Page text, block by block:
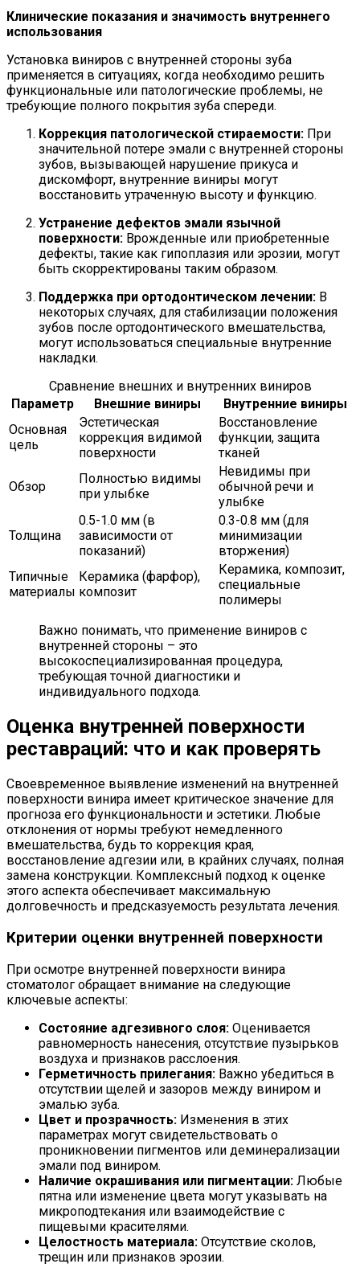
Клинические показания и значимость внутреннего
использования
Установка виниров с внутренней стороны зуба
применяется в ситуациях, когда необходимо решить
функциональные или патологические проблемы, не
требующие полного покрытия зуба спереди.
Коррекция патологической стираемости: При
значительной потере эмали с внутренней стороны
зубов, вызывающей нарушение прикуса и
дискомфорт, внутренние виниры могут
восстановить утраченную высоту и функцию.
Устранение дефектов эмали язычной
поверхности: Врожденные или приобретенные
дефекты, такие как гипоплазия или эрозии, могут
быть скорректированы таким образом.
Поддержка при ортодонтическом лечении: В
некоторых случаях, для стабилизации положения
зубов после ортодонтического вмешательства,
могут использоваться специальные внутренние
накладки.
Сравнение внешних и внутренних виниров
Параметр
Внешние виниры
Внутренние виниры
Основная
цель
Эстетическая
коррекция видимой
поверхности
Восстановление
функции, защита
тканей
Обзор
Полностью видимы
при улыбке
Невидимы при
обычной речи и
улыбке
Толщина
0.5-1.0 мм (в
зависимости от
показаний)
0.3-0.8 мм (для
минимизации
вторжения)
Типичные
материалы
Керамика (фарфор),
композит
Керамика, композит,
специальные
полимеры
Важно понимать, что применение виниров с
внутренней стороны – это
высокоспециализированная процедура,
требующая точной диагностики и
индивидуального подхода.
Оценка внутренней поверхности
реставраций: что и как проверять
Своевременное выявление изменений на внутренней
поверхности винира имеет критическое значение для
прогноза его функциональности и эстетики. Любые
отклонения от нормы требуют немедленного
вмешательства, будь то коррекция края,
восстановление адгезии или, в крайних случаях, полная
замена конструкции. Комплексный подход к оценке
этого аспекта обеспечивает максимальную
долговечность и предсказуемость результата лечения.
Критерии оценки внутренней поверхности
При осмотре внутренней поверхности винира
стоматолог обращает внимание на следующие
ключевые аспекты:
Состояние адгезивного слоя: Оценивается
равномерность нанесения, отсутствие пузырьков
воздуха и признаков расслоения.
Герметичность прилегания: Важно убедиться в
отсутствии щелей и зазоров между виниром и
эмалью зуба.
Цвет и прозрачность: Изменения в этих
параметрах могут свидетельствовать о
проникновении пигментов или деминерализации
эмали под виниром.
Наличие окрашивания или пигментации: Любые
пятна или изменение цвета могут указывать на
микроподтекания или взаимодействие с
пищевыми красителями.
Целостность материала: Отсутствие сколов,
трещин или признаков эрозии.